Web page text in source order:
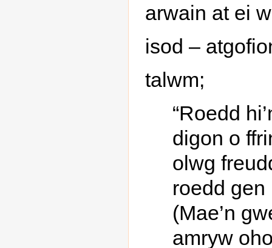
arwain at ei
isod –
talwm;
“Roedd
digon o
olwg
roedd gen
(Mae’n
amryw